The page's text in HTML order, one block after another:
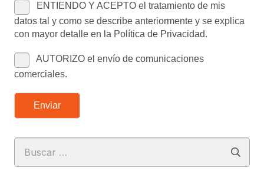
ENTIENDO Y ACEPTO el tratamiento de mis
datos tal y como se describe anteriormente y se explica
con mayor detalle en la Política de Privacidad.
AUTORIZO el envío de comunicaciones
comerciales.
Enviar
Buscar: